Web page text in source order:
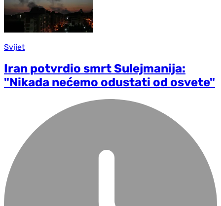
Svijet
Iran potvrdio smrt Sulejmanija:
"Nikada nećemo odustati od osvete"